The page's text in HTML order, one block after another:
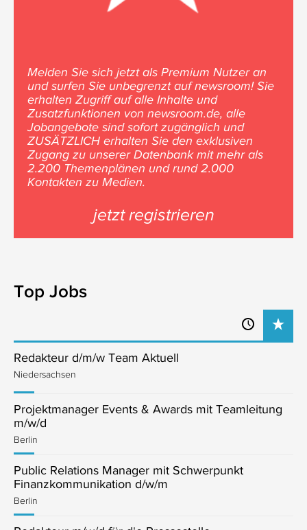
Melden Sie sich jetzt als Premium Nutzer an
und surfen Sie unbegrenzt auf newsroom! Sie
erhalten Zugriff auf alle Inhalte und
Zusatzfunktionen von newsroom.de, alle
Jobangebote sind sofort zugänglich und
ZUSÄTZLICH erhalten Sie den exklusiven
Zugang zu unserer Datenbank mit mehr als
2.200 Themenplänen und rund 2.000
Kontakten zu Medien.
jetzt registrieren
Top Jobs
Redakteur d/m/w Team Aktuell
Niedersachsen
Projektmanager Events & Awards mit Teamleitung
m/w/d
Berlin
Public Relations Manager mit Schwerpunkt
Finanzkommunikation d/w/m
Berlin